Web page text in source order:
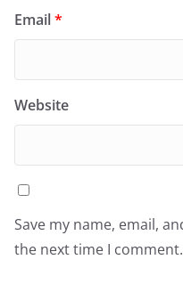
Email*
Website
Save my name, email,
the next time I comment.